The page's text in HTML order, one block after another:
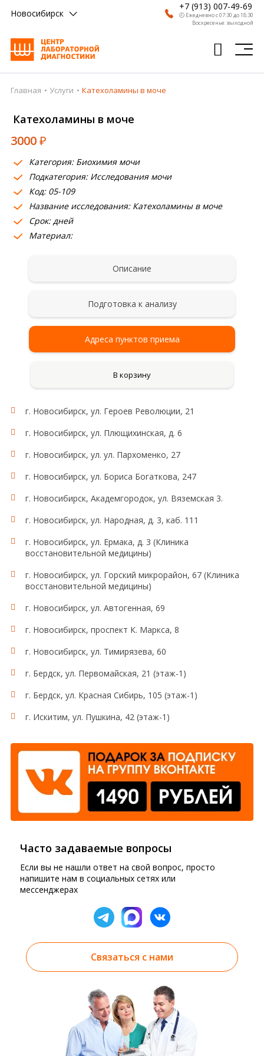
Новосибирск
+7 (913) 007-49-69
🕗 Ежедневно с 07:30 до 18:30
Воскресенье: выходной
Главная
Анализы
Врачи
Получить результат
Пациентам
О компании
Где сдать
Главная Услуги Катехоламины в моче
Катехоламины в моче
3000₽
Категория: Биохимия мочи
Подкатегория: Исследования мочи
Код: 05-109
Название исследования: Катехоламины в моче
Срок: дней
Материал:
Описание
Подготовка к анализу
Адреса пунктов приема
В корзину
г. Новосибирск, ул. Героев Революции, 21
г. Новосибирск, ул. Плющихинская, д. 6
г. Новосибирск, ул. ул. Пархоменко, 27
г. Новосибирск, ул. Бориса Богаткова, 247
г. Новосибирск, Академгородок, ул. Вяземская 3.
г. Новосибирск, ул. Народная, д. 3, каб. 111
г. Новосибирск, ул. Ермака, д. 3 (Клиника
восстановительной медицины)
г. Новосибирск, ул. Горский микрорайон, 67 (Клиника
восстановительной медицины)
г. Новосибирск, ул. Автогенная, 69
г. Новосибирск, проспект К. Маркса, 8
г. Новосибирск, ул. Тимирязева, 60
г. Бердск, ул. Первомайская, 21 (этаж-1)
г. Бердск, ул. Красная Сибирь, 105 (этаж-1)
г. Искитим, ул. Пушкина, 42 (этаж-1)
Часто задаваемые вопросы
Если вы не нашли ответ на свой вопрос, просто
напишите нам в социальных сетях или
мессенджерах
Связаться с нами